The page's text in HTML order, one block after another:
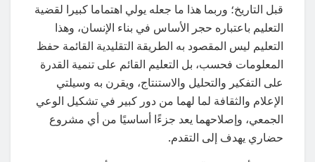
قبل التاريخ؛ وربما هذا ما جعله يولي اهتماما كبيرا لقضية
التعليم باعتباره حجر الأساس في بناء الإنسان، وهذا
التعليم ليس المقصود به الطريقة التقليدية القائمة حفظ
المعلومات فحسب، بل التعليم القائم على تنمية القدرة
على التفكير والتحليل والاستنتاج، ويقرن به وسيلتي
الإعلام والثقافة لما لهما من دور كبير في تشكيل الوعي
الجمعي، وإصلاحهما يعد جزءًا أساسيًا من أي مشروع
حضاري يهدف إلى التقدم.